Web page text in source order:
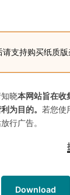
支持购买纸质版
晓本网站旨在收
为目的。若您使
行广告。
Download